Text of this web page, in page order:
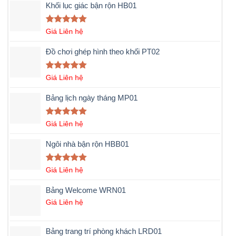
Khối lục giác bận rộn HB01
Được xếp
5 sao
Giá Liên hệ
Đồ chơi ghép hình theo khối PT02
Được xếp
5 sao
Giá Liên hệ
Bảng lịch ngày tháng MP01
Được xếp
5 sao
Giá Liên hệ
Ngôi nhà bận rộn HBB01
Được xếp
5 sao
Giá Liên hệ
Bảng Welcome WRN01
Giá Liên hệ
Bảng trang trí phòng khách LRD01